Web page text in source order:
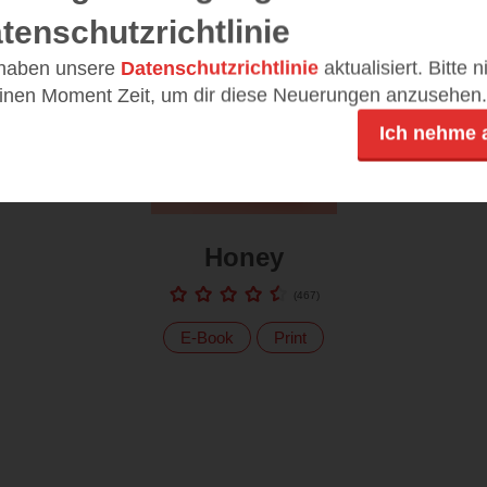
Honey
(467)
E-Book Print
unsere Datenschutzrichtlinie aktualisiert. Bitte
Moment Zeit, um dir diese Neuerungen anzusehen.
Ich nehme